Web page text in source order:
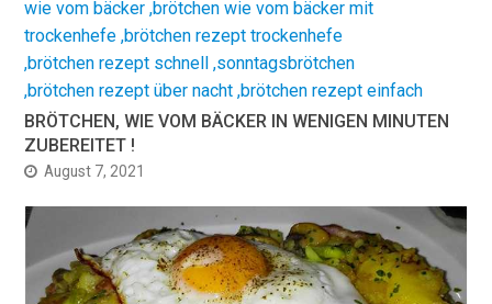
BRÖTCHEN, WIE VOM BÄCKER IN WENIGEN MINUTEN
ZUBEREITET !
August 7, 2021